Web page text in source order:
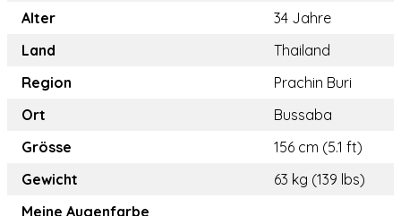
Alter
34 Jahre
Land
Thailand
Region
Prachin Buri
Ort
Bussaba
Grösse
156 cm (5.1 ft)
Gewicht
63 kg (139 lbs)
Meine Augenfarbe